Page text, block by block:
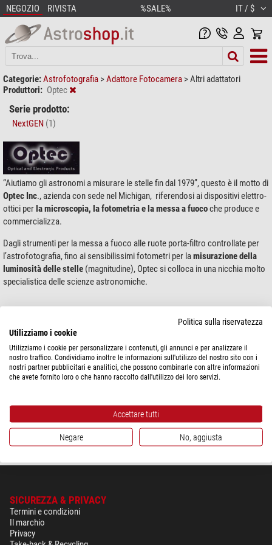
NEGOZIO RIVISTA %SALE% IT / $
Categorie:Astrofotografia >Adattore Fotocamera >Altri adattatori
Produttori: Optec
Serie prodotto:
NextGEN (1)
“Aiutiamo gli astronomi a misurare le stelle fin dal 1979”, questo è il motto di
Optec Inc., azienda con sede nel Michigan, riferendosi ai dispositivi elettro-
ottici perla microscopia, la fotometria e la messa a fuocoche produce e
commercializza.
Dagli strumenti per la messa a fuoco alle ruote porta-filtro controllate per
l’astrofotografia, fino ai sensibilissimi fotometri per lamisurazione della
luminosità delle stelle (magnitudine), Optec si colloca in una nicchia molto
specialistica delle scienze astronomiche.
NextGEN Piastra di montaggio per fotocamera ST-7 con
filettatura a T
spedibile in24 ore
SICUREZZA & PRIVACY
Termini e condizioni
Il marchio
Privacy
Politica sulla riservatezza
Utilizziamo i cookie
Utilizziamo i cookie per personalizzare i contenuti, gli annunci e per analizzare il
nostro traffico. Condividiamo inoltre le informazioni sull'utilizzo del nostro sito con i
nostri partner pubblicitari e analitici, che possono combinarle con altre informazioni
che avete fornito loro o che hanno raccolto dall'utilizzo dei loro servizi.
Accettare tutti
Negare No, aggiusta